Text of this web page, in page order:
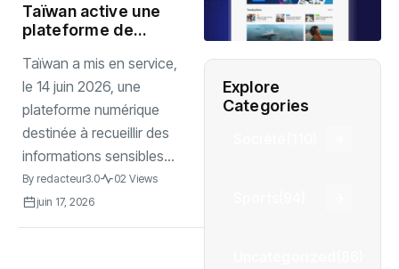
Taïwan active une
plateforme de
visant la Chine
Taïwan a mis en service,
le 14 juin 2026, une
plateforme numérique
destinée à recueillir des
informations sensibles...
By redacteur3.0
02 Views
juin 17, 2026
Explore
Categories